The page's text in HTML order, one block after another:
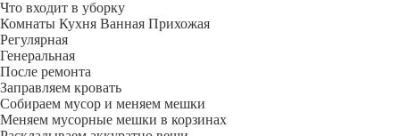
Что входит в уборку
Регу­лярная
Гене­ральная
После ремонта
Заправляем кровать
Собираем мусор и меняем мешки
Меняем мусорные мешки в корзинах